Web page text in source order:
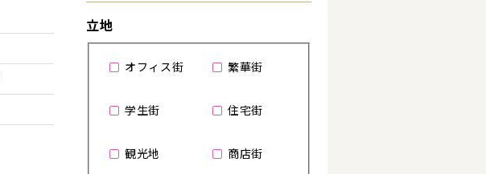
立地
オフィス街 繁華街
学生街 住宅街
観光地 商店街